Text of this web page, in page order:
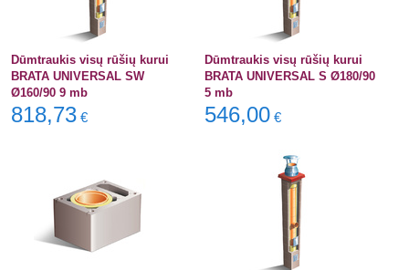
Dūmtraukis visų rūšių kurui
BRATA UNIVERSAL SW
Ø160/90 9 mb
818,73 €
Dūmtraukis visų rūšių kurui
BRATA UNIVERSAL S Ø180/90
5 mb
546,00 €